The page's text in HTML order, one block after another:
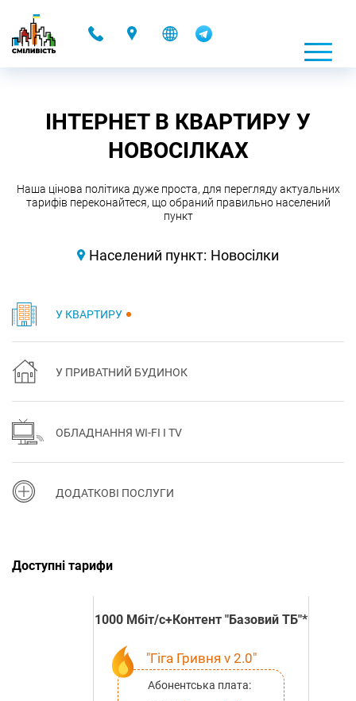
ІНТЕРНЕТ В КВАРТИРУ У
НОВОСІЛКАХ
Наша цінова політика дуже проста, для перегляду актуальних
тарифів переконайтеся, що обраний правильно населений
пункт
Населений пункт: Новосілки
У КВАРТИРУ
У ПРИВАТНИЙ БУДИНОК
ОБЛАДНАННЯ WI-FI І TV
ДОДАТКОВІ ПОСЛУГИ
Доступні тарифи
1000 Мбіт/с+Контент "Базовий ТБ"*
"Гіга Гривня v 2.0"
Абонентська плата: